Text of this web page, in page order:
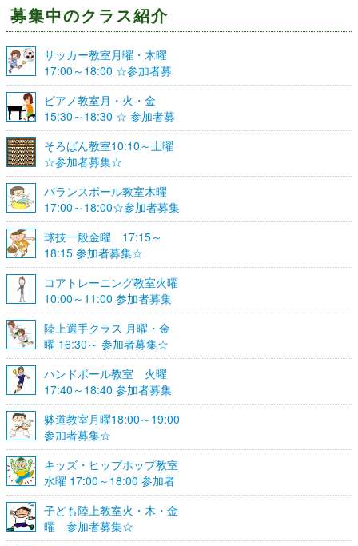
募集中のクラス紹介
サッカー教室月曜・木曜
17:00～18:00 ☆参加者募
集☆
ピアノ教室月・火・金
15:30～18:30 ☆ 参加者募
集☆
そろばん教室10:10～土曜
☆参加者募集☆
バランスボール教室木曜
17:00～18:00☆参加者募集
☆
球技一般金曜 17:15～
18:15 参加者募集☆
コアトレーニング教室火曜
10:00～11:00 参加者募集
陸上選手クラス 月曜・金
曜 16:30～ 参加者募集☆
ハンドボール教室 火曜
17:40～18:40 参加者募集
☆
躰道教室月曜18:00～19:00
参加者募集☆
キッズ・ヒップホップ教室
水曜 17:00～18:00 参加者
募集☆
子ども陸上教室火・木・金
曜 参加者募集☆